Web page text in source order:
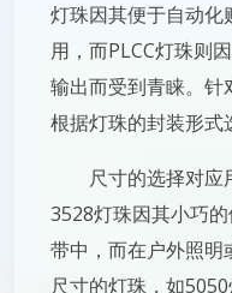
灯珠因其便于自动化
用，而PLCC灯珠则
输出而受到青睐。针
根据灯珠的封装形式
尺寸的选择对应
3528灯珠因其小巧
带中，而在户外照明
尺寸的灯珠，如